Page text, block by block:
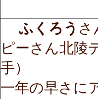
ふくろう さ
ピーさん北陵
手）
一年の早さに